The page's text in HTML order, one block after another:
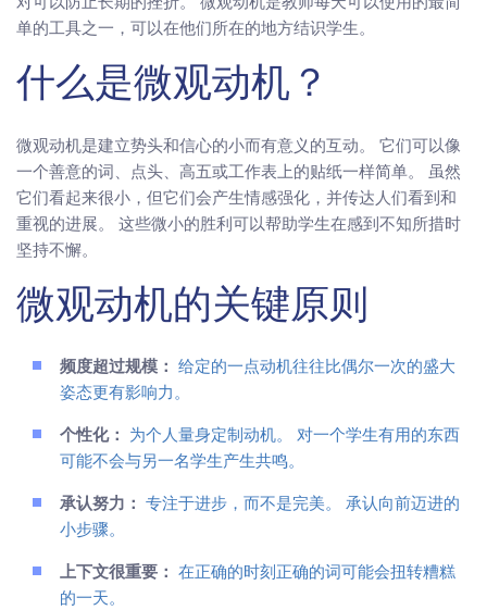
单的工具之一，可以在他们所在的地方结识学生。
什么是微观动机？
微观动机是建立势头和信心的小而有意义的互动。 它们可以像
一个善意的词、点头、高五或工作表上的贴纸一样简单。 虽然
它们看起来很小，但它们会产生情感强化，并传达人们看到和
重视的进展。 这些微小的胜利可以帮助学生在感到不知所措时
坚持不懈。
微观动机的关键原则
频度超过规模：
给定的一点动机往往比偶尔一次的盛大
姿态更有影响力。
个性化：
为个人量身定制动机。 对一个学生有用的东西
可能不会与另一名学生产生共鸣。
承认努力：
专注于进步，而不是完美。 承认向前迈进的
小步骤。
上下文很重要：
在正确的时刻正确的词可能会扭转糟糕
的一天。